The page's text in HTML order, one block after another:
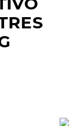
slip-ins